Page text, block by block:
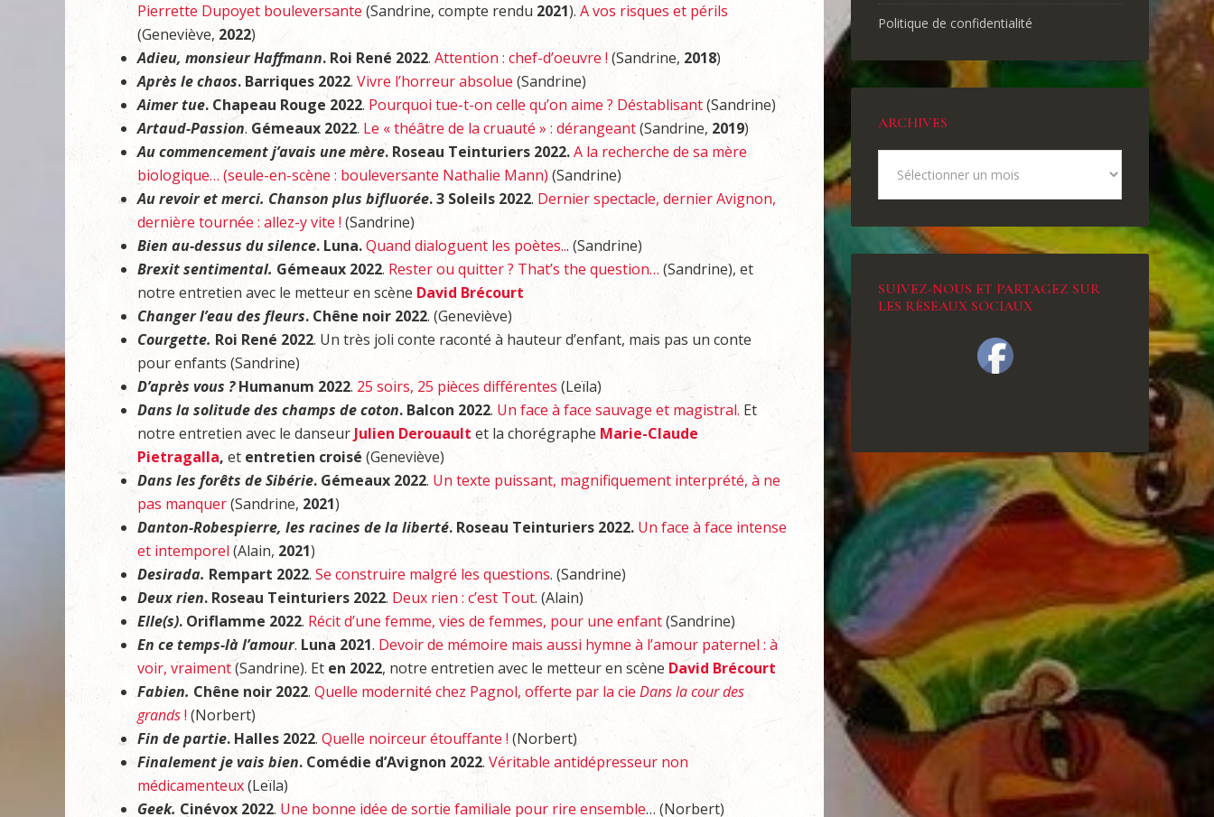
Pierrette Dupoyet bouleversante (Sandrine, compte rendu 2021).A vos risques et périls
(Geneviève, 2022)
Adieu, monsieur Haffmann. Roi René 2022. Attention : chef-d’oeuvre ! (Sandrine, 2018)
Après le chaos. Barriques 2022. Vivre l’horreur absolue (Sandrine)
Aimer tue. Chapeau Rouge 2022. Pourquoi tue-t-on celle qu’on aime ? Déstablisant(Sandrine)
Artaud-Passion. Gémeaux 2022. Le « théâtre de la cruauté » : dérangeant(Sandrine, 2019)
Au commencement j’avais une mère. Roseau Teinturiers 2022.A la recherche de sa mère
biologique… (seule-en-scène : bouleversante Nathalie Mann) (Sandrine)
Au revoir et merci. Chanson plus bifluorée. 3 Soleils 2022. Dernier spectacle, dernier Avignon,
dernière tournée : allez-y vite ! (Sandrine)
Bien au-dessus du silence. Luna.Quand dialoguent les poètes... (Sandrine)
Brexit sentimental. Gémeaux 2022. Rester ou quitter ? That’s the question… (Sandrine), et
notre entretien avec le metteur en scène David Brécourt
Changer l’eau des fleurs. Chêne noir 2022. (Geneviève)
Courgette. Roi René 2022. Un très joli conte raconté à hauteur d’enfant, mais pas un conte
pour enfants (Sandrine)
D’après vous ?Humanum 2022. 25 soirs, 25 pièces différentes (Leïla)
Dans la solitude des champs de coton. Balcon 2022. Un face à face sauvage et magistral. Et
notre entretien avec le danseur Julien Derouault et la chorégraphe Marie-Claude
Pietragalla, et entretien croisé (Geneviève)
Dans les forêts de Sibérie. Gémeaux 2022. Un texte puissant, magnifiquement interprété, à ne
pas manquer(Sandrine, 2021)
Danton-Robespierre, les racines de la liberté. Roseau Teinturiers 2022. Un face à face intense
et intemporel(Alain, 2021)
Desirada. Rempart 2022. Se construire malgré les questions. (Sandrine)
Deux rien. Roseau Teinturiers 2022. Deux rien : c’est Tout. (Alain)
Elle(s). Oriflamme 2022. Récit d’une femme, vies de femmes, pour une enfant(Sandrine)
En ce temps-là l’amour. Luna 2021. Devoir de mémoire mais aussi hymne à l’amour paternel : à
voir, vraiment(Sandrine). Et en 2022, notre entretien avec le metteur en scène David Brécourt
Fabien. Chêne noir 2022. Quelle modernité chez Pagnol, offerte par la cie Dans la cour des
grands! (Norbert)
Fin de partie. Halles 2022. Quelle noirceur étouffante ! (Norbert)
Finalement je vais bien. Comédie d’Avignon 2022. Véritable antidépresseur non
médicamenteux(Leïla)
Geek. Cinévox 2022. Une bonne idée de sortie familiale pour rire ensemble… (Norbert)
Politique de confidentialité
ARCHIVES
SUIVEZ-NOUS ET PARTAGEZ SUR
LES RÉSEAUX SOCIAUX